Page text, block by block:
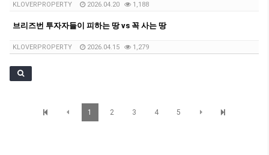
KLOVERPROPERTY 2026.04.20 1,188
브리즈번 투자자들이 피하는 땅 vs 꼭 사는 땅
KLOVERPROPERTY 2026.04.15 1,279
1 2 3 4 5